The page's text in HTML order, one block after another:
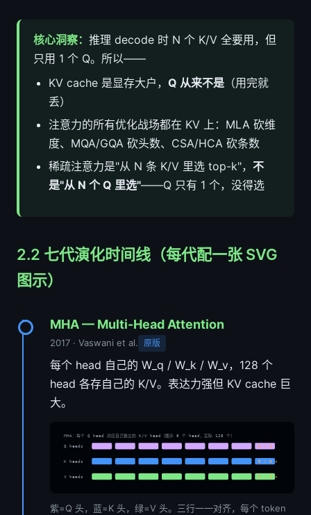
核心洞察： 推理 decode 时 N 个 K/V 全要用，但
只用 1 个 Q。所以——
KV cache 是显存大户， Q 从来不是 （用完就
丢）
注意力的所有优化战场都在 KV 上：MLA 砍维
度、MQA/GQA 砍头数、CSA/HCA 砍条数
稀疏注意力是"从 N 条 K/V 里选 top-k"， 不
是"从 N 个 Q 里选"——Q 只有 1 个，没得选
2.2 七代演化时间线（每代配一张 SVG
图示）
MHA — Multi-Head Attention
2017 · Vaswani et al. 原版
每个 head 自己的 W_q / W_k / W_v，128 个
head 各存自己的 K/V。表达力强但 KV cache 巨
大。
MHA：每个 Q head 对应自己独立的 K/V head（图示 8 个 head，实际 128 个）
Q heads
K heads
V heads
8 / 8
8 / 8 ✕
8 / 8 ✕
紫=Q 头，蓝=K 头，绿=V 头。三行一一对齐，每个 token